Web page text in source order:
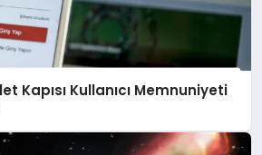
Kapısı Kullanıcı Memnuniyeti